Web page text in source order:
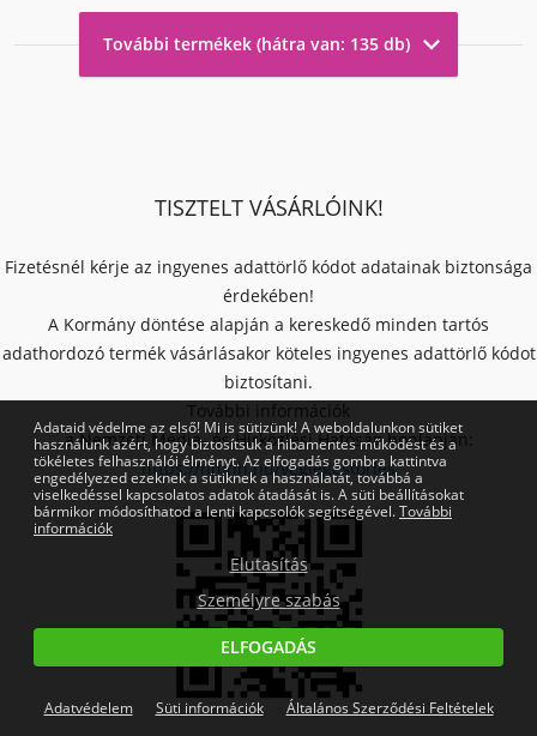
További termékek (hátra van: 135 db) 
TISZTELT VÁSÁRLÓINK!
Fizetésnél kérje az ingyenes adattörlő kódot adatainak biztonsága
érdekében!
A Kormány döntése alapján a kereskedő minden tartós
adathordozó termék vásárlásakor köteles ingyenes adattörlő kódot
biztosítani.
További információk
a Nemzeti Média- és Hírközlési Hatóság honlapján:
https://nmhh.hu/veglegestorles
Adataid védelme az első! Mi is sütizünk! A weboldalunkon sütiket
használunk azért, hogy biztosítsuk a hibamentes működést és a
tökéletes felhasználói élményt. Az elfogadás gombra kattintva
engedélyezed ezeknek a sütiknek a használatát, továbbá a
viselkedéssel kapcsolatos adatok átadását is. A süti beállításokat
bármikor módosíthatod a lenti kapcsolók segítségével.További
információk
Elutasítás
Személyre szabás
ELFOGADÁS
Adatvédelem Süti információk Általános Szerződési Feltételek